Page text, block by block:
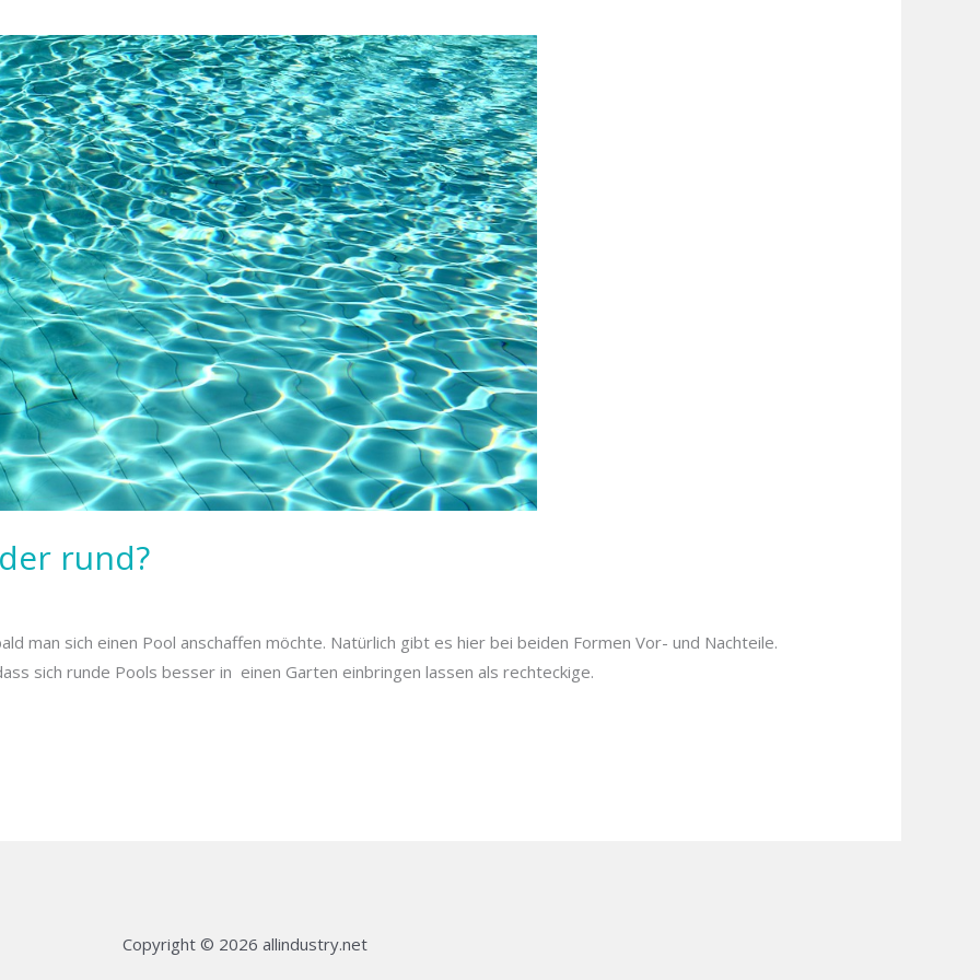
rund?
man sich einen Pool anschaffen möchte. Natürlich gibt es hier bei beiden Formen Vor- und Nachteile.
sich runde Pools besser in einen Garten einbringen lassen als rechteckige.
Copyright © 2026 allindustry.net